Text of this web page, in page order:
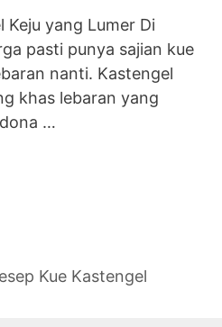
Keju yang Lumer Di
pasti punya sajian kue
nanti. Kastengel
khas lebaran yang
…
Kue Kastengel